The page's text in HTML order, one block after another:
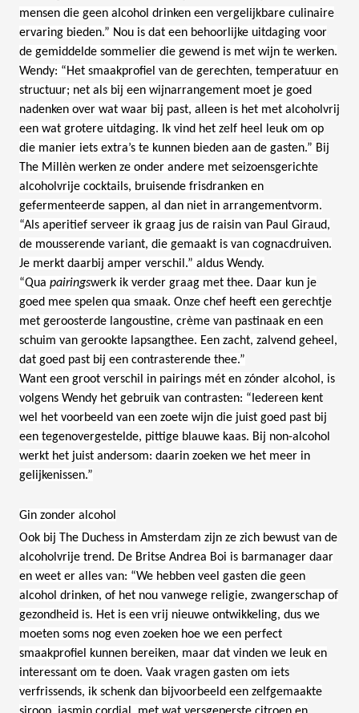
mensen die geen alcohol drinken een vergelijkbare culinaire
ervaring bieden.” Nou is dat een behoorlijke uitdaging voor
de gemiddelde sommelier die gewend is met wijn te werken.
Wendy: “Het smaakprofiel van de gerechten, temperatuur en
structuur; net als bij een wijnarrangement moet je goed
nadenken over wat waar bij past, alleen is het met alcoholvrij
een wat grotere uitdaging. Ik vind het zelf heel leuk om op
die manier iets extra’s te kunnen bieden aan de gasten.” Bij
The Millèn werken ze onder andere met seizoensgerichte
alcoholvrije cocktails, bruisende frisdranken en
gefermenteerde sappen, al dan niet in arrangementvorm.
“Als aperitief serveer ik graag jus de raisin van Paul Giraud,
de mousserende variant, die gemaakt is van cognacdruiven.
Je merkt daarbij amper verschil.” aldus Wendy.
“Qua pairingswerk ik verder graag met thee. Daar kun je
goed mee spelen qua smaak. Onze chef heeft een gerechtje
met geroosterde langoustine, crème van pastinaak en een
schuim van gerookte lapsangthee. Een zacht, zalvend geheel,
dat goed past bij een contrasterende thee.”
Want een groot verschil in pairings mét en zónder alcohol, is
volgens Wendy het gebruik van contrasten: “Iedereen kent
wel het voorbeeld van een zoete wijn die juist goed past bij
een tegenovergestelde, pittige blauwe kaas. Bij non-alcohol
werkt het juist andersom: daarin zoeken we het meer in
gelijkenissen.”
Gin zonder alcohol
Ook bij The Duchess in Amsterdam zijn ze zich bewust van de
alcoholvrije trend. De Britse Andrea Boi is barmanager daar
en weet er alles van: “We hebben veel gasten die geen
alcohol drinken, of het nou vanwege religie, zwangerschap of
gezondheid is. Het is een vrij nieuwe ontwikkeling, dus we
moeten soms nog even zoeken hoe we een perfect
smaakprofiel kunnen bereiken, maar dat vinden we leuk en
interessant om te doen. Vaak vragen gasten om iets
verfrissends, ik schenk dan bijvoorbeeld een zelfgemaakte